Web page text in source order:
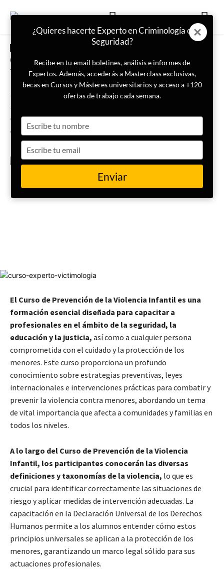
Curso de Prevención de la
Violencia Infantil
Desarrolla habilidades para diseñar e implementar
intervenciones efectivas, incluyendo la creación de
estrategias de prevención y respuestas inmediatas ante
situaciones de violencia. ¡No pierdas tu plaza!
Profesor-Coordinador
LISA Institute
El Curso de Prevención de la Violencia Infantil es una
formación esencial diseñada para capacitar a
profesionales en el ámbito de la seguridad, la
educación y la justicia, así como a cualquier persona
comprometida con el cuidado y la protección de los
menores. Este curso proporciona un profundo
conocimiento sobre estrategias preventivas, leyes
internacionales e intervenciones prácticas para combatir y
prevenir la violencia contra menores, abordando un tema
de vital importancia que afecta a comunidades y familias en
todos los niveles.
A lo largo del Curso de Prevención de la Violencia
Infantil, los participantes conocerán las diversas
definiciones y taxonomías de la violencia, lo que es
crucial para identificar correctamente las situaciones de
riesgo y aplicar medidas de intervención adecuadas. La
capacitación en la Declaración Universal de los Derechos
Humanos permite a los alumnos entender cómo estos
principios universales se aplican a la protección de los
menores, garantizando un marco legal sólido para sus
actuaciones profesionales.
¿Quieres hacerte Experto en Criminología o
Seguridad?
Recibe en tu email boletines, análisis e informes de
Expertos. Además, accederás a Masterclass exclusivas,
becas en Cursos y Másteres universitarios y acceso a +120
ofertas de trabajo cada semana.
your
name
your
email
Enviar